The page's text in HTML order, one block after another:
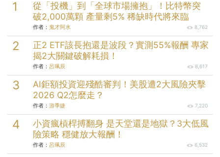
從「投機」到「全球市場擁抱」！比特幣突
破2,000萬顆 產量剩5% 稀缺時代將來臨
作者： 鬼才阿水 8,762
正2 ETF該長抱還是波段？實測55%報酬 專家
揭2大關鍵破解耗損！
作者： 呂珮辰 8,617
AI鉅額投資迎殘酷審判！美股遭2大風險夾擊
2026 Q2怎麼走？
作者： 游季婕 7,220
小資瘋槓桿搏翻身 是天堂還是地獄？3大低風
險策略 穩健放大報酬！
作者： 呂珮辰 6,532